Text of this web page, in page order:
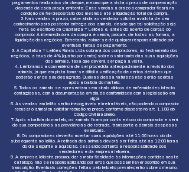
pagamentos realizados via cheque, mesmo que a vista o prazo de compensação
depende de cada praça emitente. E nas vendas a prazo o comprador ficará na
condição de fiel depositário dos mesmos até a liquidação total da compra.
2. Nas vendas a prazo, cabe ainda ao vendedor solicitar avalista de seu
conhecimento para posterior entrega dos animais, desde que tal solicitação seja
feita ao escritório da Capitaliza + Leilões e, antes do acerto de contas do
comprador. A intermediadora da compra e venda, procura, de todas as formas, a
liquidação dos negócios. Entretanto, exime-se de qualquer responsabilidade por
eventuais faltas de pagamento.
3. A Capitaliza + Leilões Rurais Ltda cobrará dos compradores, no fechamento dos
negócios, a taxa de 4% (quatro por cento) sobre o valor bruto das suas aquisições
dos animais, taxa que deverá ser paga à vista.
4. Lembramos a conveniência de ser procedida antecipadamente a revisão dos
animais, já que em pista torna-se difícil a verificação de certos detalhes que
poderão ser de seu desagrado. Queixas dessa natureza não serão aceitas
após a batida do martelo.
5. Todos os animais se apresentam sem sinais clínicos de enfermidades infecto
contagiosas, com a documentação em dia de conformidade com a legislação em
vigor.
6. As vendas em leilão serão irrevogáveis e irretratáveis, não podendo o comprador
recusar o animal ou solicitar redução no preço, conforme disposto no art. 1.106 do
Código Civil Brasileiro.
7. Após a batida do martelo, os animais ficam por conta e risco do comprador e será
de sua competência as providências de retirada, transporte e demais despesas
eventuais.
8. Os compradores deverão acertar suas aquisições até 11:00 horas do dia
subsequente ao leilão. A retirada dos animais deverá ser feita até às 12:00 horas
do dia seguinte a aquisição, cessando portanto a responsabilidade dos
vendedores e da empresa leiloeira.
9. A empresa leiloeira procurou dar a maior fidelidade às informações contidas neste
catálogo, não se responsabilizando por erros que possam haver ocorrido em sua
transcrição. Eventuais correções feitas pelo leiloeiro prevalecerão sobre o mesmo.